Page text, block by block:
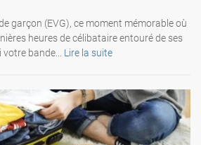
garçon (EVG), ce moment mémorable où
heures de célibataire entouré de ses
bande... Lire la suite